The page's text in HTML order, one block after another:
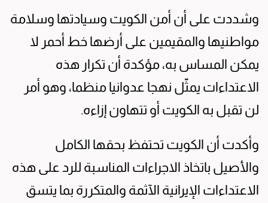
وشددت على أن أمن الكويت وسيادتها وسلامة
مواطنيها والمقيمين على أرضها خط أحمر لا
يمكن المساس به، مؤكدة أن تكرار هذه
الاعتداءات يمثّل نهجا عدوانيا منظما، وهو أمر
لن تقبل به الكويت أو تتهاون إزاءه.
وأكدت أن الكويت تحتفظ بحقها الكامل
والأصيل باتخاذ الاجراءات المناسبة للرد على هذه
الاعتداءات الإيرانية الآثمة والمتكررة بما يتسق